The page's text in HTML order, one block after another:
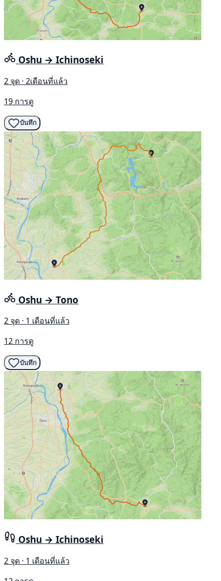
Oshu → Ichinoseki
2 จุด · 2เดือนที่แล้ว
19 การดู
บันทึก
Oshu → Tono
2 จุด · 1 เดือนที่แล้ว
12 การดู
บันทึก
Oshu → Ichinoseki
2 จุด · 1 เดือนที่แล้ว